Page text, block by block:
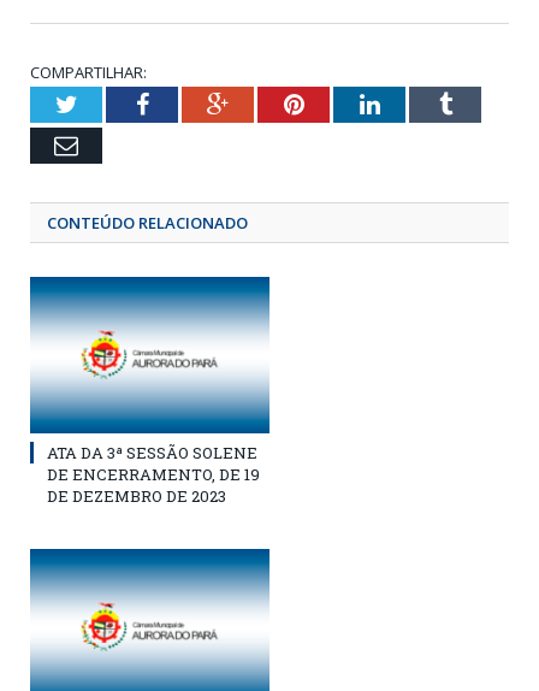
COMPARTILHAR:
TwitterFacebookGoogle+PinterestLinkedInTumblr
Email
CONTEÚDO RELACIONADO
ATA DA 3ª SESSÃO SOLENE
DE ENCERRAMENTO, DE 19
DE DEZEMBRO DE 2023